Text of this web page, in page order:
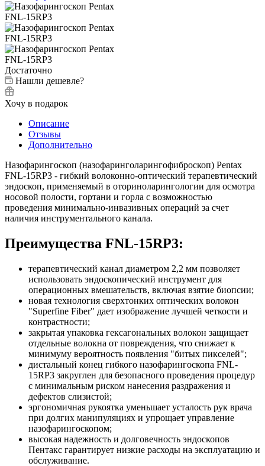
Достаточно
Нашли дешевле?
Хочу в подарок
Описание
Отзывы
Дополнительно
Назофарингоскоп (назофаринголарингофиброскоп) Pentax
FNL-15RP3 - гибкий волоконно-оптический терапевтический
эндоскоп, применяемый в оториноларингологии для осмотра
носовой полости, гортани и горла с возможностью
проведения минимально-инвазивных операций за счет
наличия инструментального канала.
Преимущества FNL-15RP3:
терапевтический канал диаметром 2,2 мм позволяет
использовать эндоскопический инструмент для
операционных вмешательств, включая взятие биопсии;
новая технология сверхтонких оптических волокон
"Superfine Fiber" дает изображение лучшей четкости и
контрастности;
закрытая упаковка гексагональных волокон защищает
отдельные волокна от повреждения, что снижает к
минимуму вероятность появления "битых пикселей";
дистальный конец гибкого назофарингоскопа FNL-
15RP3 закруглен для безопасного проведения процедур
с минимальным риском нанесения раздражения и
дефектов слизистой;
эргономичная рукоятка уменьшает усталость рук врача
при долгих манипуляциях и упрощает управление
назофарингоскопом;
высокая надежность и долговечность эндоскопов
Пентакс гарантирует низкие расходы на эксплуатацию и
обслуживание.